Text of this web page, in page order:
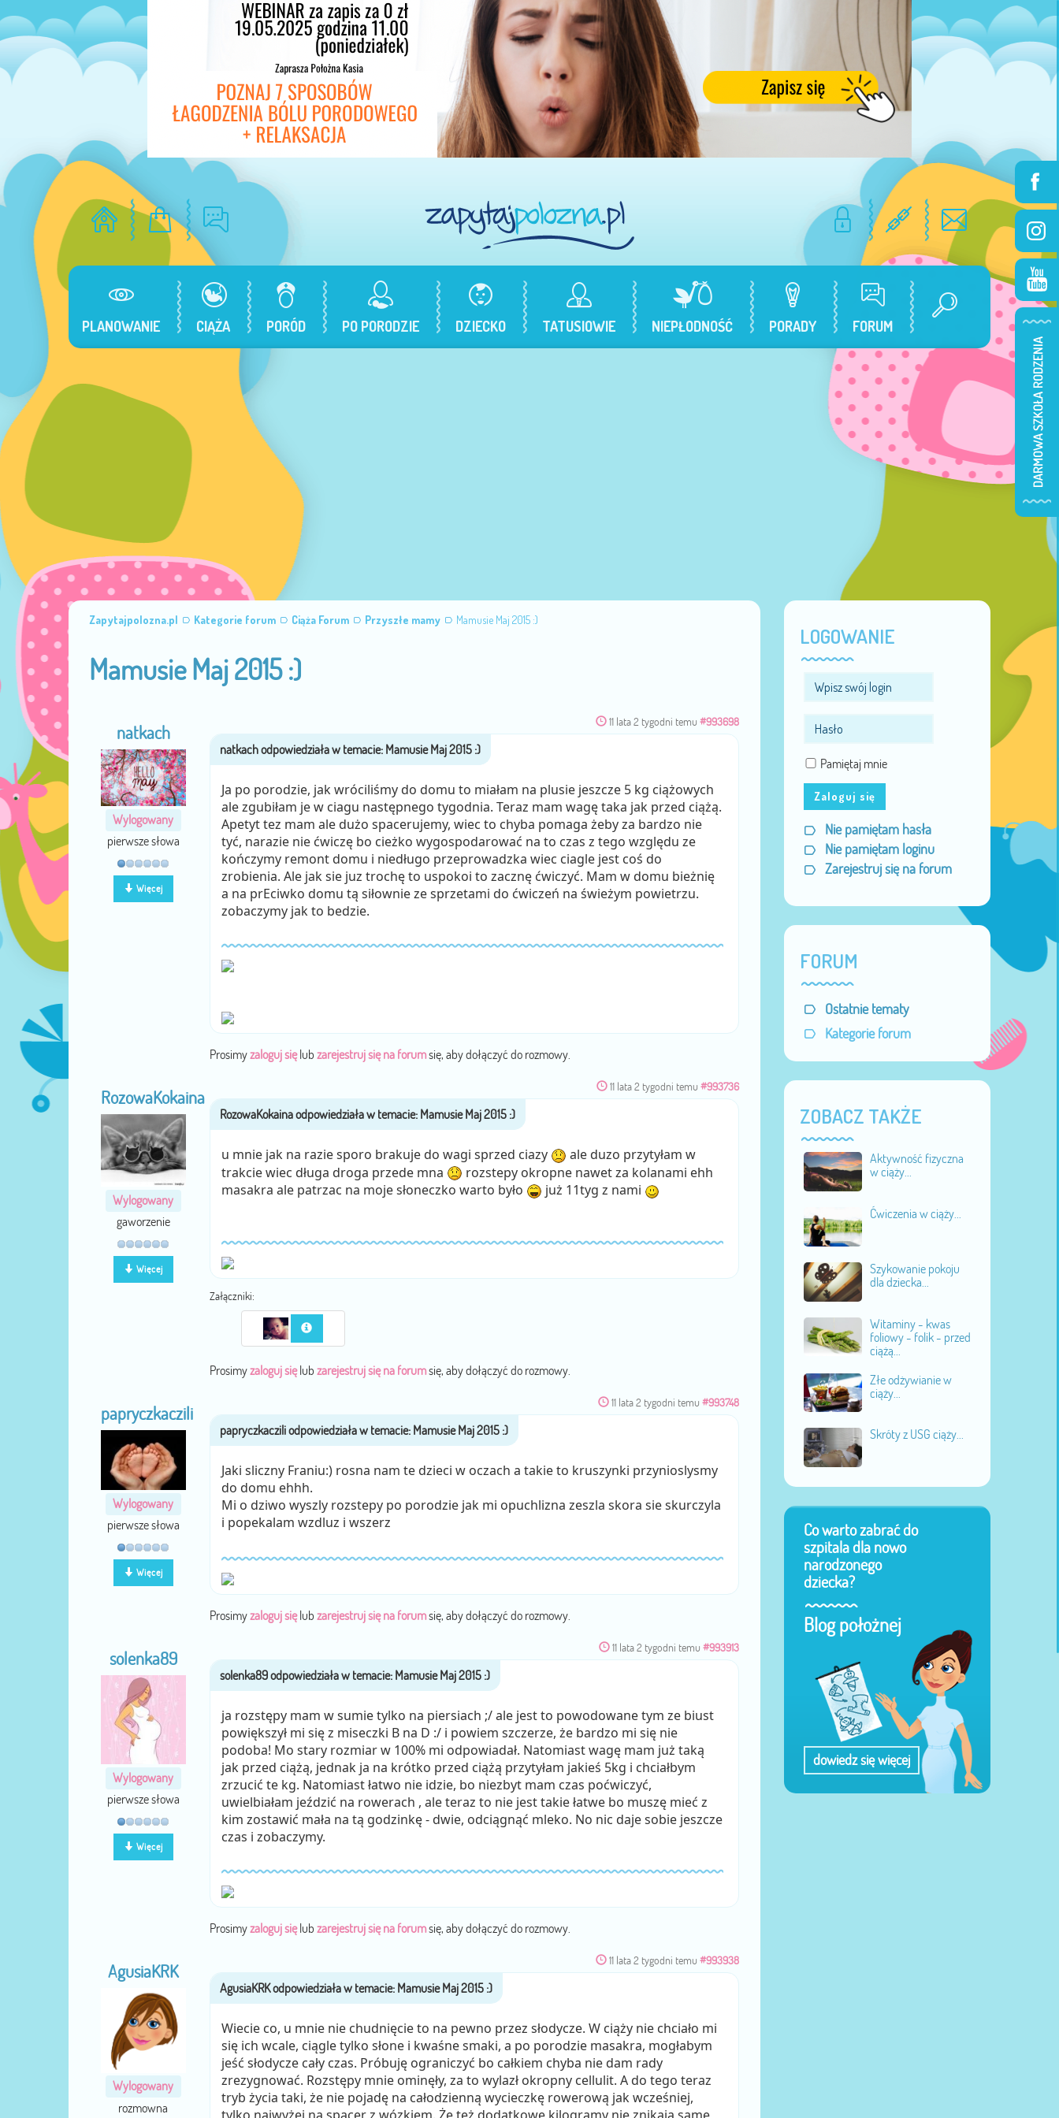
PLANOWANIE CIĄŻA PORÓD PO PORODZIE DZIECKO TATUSIOWIE NIEPŁODNOŚĆ PORADY FORUM
Zapytajpolozna.pl Kategorie forum Ciąża Forum Przyszłe mamy Mamusie Maj 2015 :)
Mamusie Maj 2015 :)
natkach
Wylogowany
pierwsze słowa
Więcej
11 lata 2 tygodni temu #993698
Ja po porodzie, jak wróciliśmy do domu to miałam na plusie jeszcze 5 kg ciążowych
ale zgubiłam je w ciagu następnego tygodnia. Teraz mam wagę taka jak przed ciążą.
Apetyt tez mam ale dużo spacerujemy, wiec to chyba pomaga żeby za bardzo nie
tyć, narazie nie ćwiczę bo cieżko wygospodarować na to czas z tego względu ze
kończymy remont domu i niedługo przeprowadzka wiec ciagle jest coś do
zrobienia. Ale jak sie juz trochę to uspokoi to zacznę ćwiczyć. Mam w domu bieżnię
a na prEciwko domu tą siłownie ze sprzetami do ćwiczeń na świeżym powietrzu.
zobaczymy jak to bedzie.
Prosimyzaloguj sięlub zarejestruj się na forumsię, aby dołączyć do rozmowy.
RozowaKokaina
Wylogowany
gaworzenie
Więcej
11 lata 2 tygodni temu #993736
u mnie jak na razie sporo brakuje do wagi sprzed ciazy
ale duzo przytyłam w
trakcie wiec długa droga przede mna
rozstepy okropne nawet za kolanami ehh
masakra ale patrzac na moje słoneczko warto było
już 11tyg z nami
Załączniki:
Prosimyzaloguj sięlub zarejestruj się na forumsię, aby dołączyć do rozmowy.
papryczkaczili
Wylogowany
pierwsze słowa
Więcej
11 lata 2 tygodni temu #993748
Jaki sliczny Franiu:) rosna nam te dzieci w oczach a takie to kruszynki przynioslysmy
do domu ehhh.
Mi o dziwo wyszly rozstepy po porodzie jak mi opuchlizna zeszla skora sie skurczyla
i popekalam wzdluz i wszerz
Prosimyzaloguj sięlub zarejestruj się na forumsię, aby dołączyć do rozmowy.
solenka89
Wylogowany
pierwsze słowa
Więcej
11 lata 2 tygodni temu #993913
ja rozstępy mam w sumie tylko na piersiach ;/ ale jest to powodowane tym ze biust
powiększył mi się z miseczki B na D :/ i powiem szczerze, że bardzo mi się nie
podoba! Mo stary rozmiar w 100% mi odpowiadał. Natomiast wagę mam już taką
jak przed ciążą, jednak ja na krótko przed ciążą przytyłam jakieś 5kg i chciałbym
zrzucić te kg. Natomiast łatwo nie idzie, bo niezbyt mam czas poćwiczyć,
uwielbiałam jeździć na rowerach , ale teraz to nie jest takie łatwe bo muszę mieć z
kim zostawić mała na tą godzinkę - dwie, odciągnąć mleko. No nic daje sobie jeszcze
czas i zobaczymy.
Prosimyzaloguj sięlub zarejestruj się na forumsię, aby dołączyć do rozmowy.
AgusiaKRK
Wylogowany
rozmowna
11 lata 2 tygodni temu #993938
Wiecie co, u mnie nie chudnięcie to na pewno przez słodycze. W ciąży nie chciało mi
się ich wcale, ciągle tylko słone i kwaśne smaki, a po porodzie masakra, mogłabym
jeść słodycze cały czas. Próbuję ograniczyć bo całkiem chyba nie dam rady
zrezygnować. Rozstępy mnie ominęły, za to wylazł okropny cellulit. A do tego teraz
tryb życia taki, że nie pojadę na całodzienną wycieczkę rowerową jak wcześniej,
LOGOWANIE
Pamiętaj mnie
Zaloguj się
Nie pamiętam hasła
Nie pamiętam loginu
Zarejestruj się na forum
FORUM
Ostatnie tematy
Kategorie forum
ZOBACZ TAKŻE
Aktywność fizyczna
w ciąży...
Ćwiczenia w ciąży...
Szykowanie pokoju
dla dziecka...
Witaminy - kwas
foliowy - folik - przed
ciążą...
Złe odżywianie w
ciąży...
Skróty z USG ciąży...
Co warto zabrać do
szpitala dla nowo
narodzonego
dziecka?
Blog położnej
dowiedz się więcej